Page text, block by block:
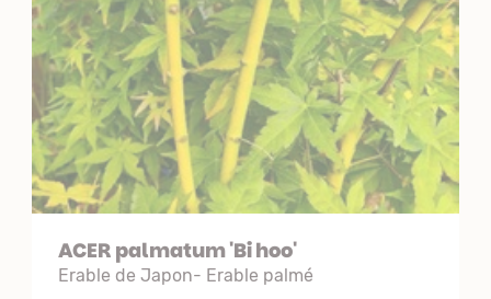
ACER palmatum 'Bi hoo'
Erable de Japon- Erable palmé